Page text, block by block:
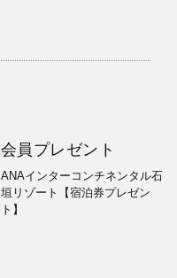
会員プレゼント
ANAインターコンチネンタル石
垣リゾート【宿泊券プレゼン
ト】